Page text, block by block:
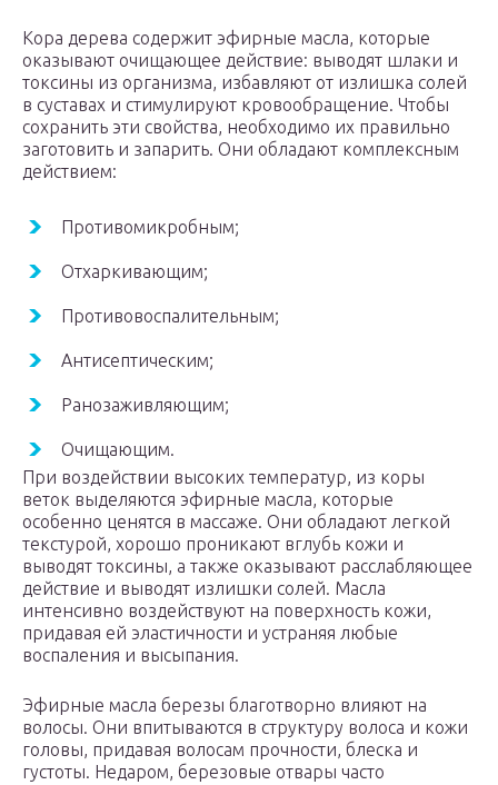
Кора дерева содержит эфирные масла, которые
оказывают очищающее действие: выводят шлаки и
токсины из организма, избавляют от излишка солей
в суставах и стимулируют кровообращение. Чтобы
сохранить эти свойства, необходимо их правильно
заготовить и запарить. Они обладают комплексным
действием:
Противомикробным;
Отхаркивающим;
Противовоспалительным;
Антисептическим;
Ранозаживляющим;
Очищающим.
При воздействии высоких температур, из коры
веток выделяются эфирные масла, которые
особенно ценятся в массаже. Они обладают легкой
текстурой, хорошо проникают вглубь кожи и
выводят токсины, а также оказывают расслабляющее
действие и выводят излишки солей. Масла
интенсивно воздействуют на поверхность кожи,
придавая ей эластичности и устраняя любые
воспаления и высыпания.
Эфирные масла березы благотворно влияют на
волосы. Они впитываются в структуру волоса и кожи
головы, придавая волосам прочности, блеска и
густоты. Недаром, березовые отвары часто